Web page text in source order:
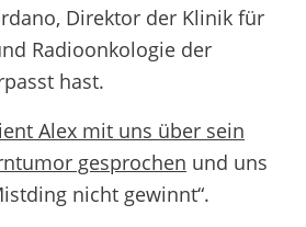
Direktor der Klinik für
Radioonkologie der
hast.
Alex mit uns über sein
gesprochen und uns
nicht gewinnt“.